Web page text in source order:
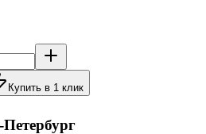
Купить в 1 клик